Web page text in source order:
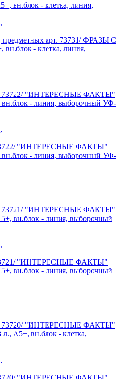
предметных арт. 73731/ ФРАЗЫ С
- клетка, линия,
73722/ "ИНТЕРЕСНЫЕ ФАКТЫ"
- линия, выборочный УФ-
73721/ "ИНТЕРЕСНЫЕ ФАКТЫ"
вн.блок - линия, выборочный